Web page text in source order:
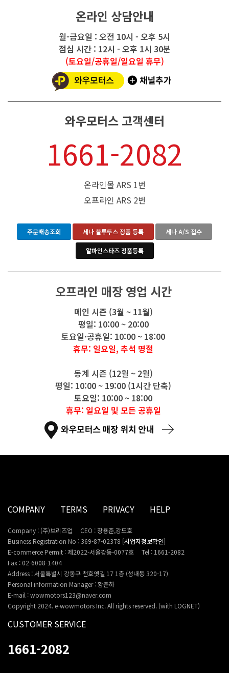
온라인 상담안내
월-금요일 : 오전 10시 - 오후 5시
점심 시간 : 12시 - 오후 1시 30분
(토요일/공휴일/일요일 휴무)
와우모터스 고객센터
1661-2082
온라인몰 ARS 1번
오프라인 ARS 2번
주문배송조회 세나 블루투스 정품 등록 세나 A/S 접수
알파인스타즈 정품등록
오프라인 매장 영업 시간
메인 시즌 (3월 ~ 11월)
평일: 10:00 ~ 20:00
토요일·공휴일: 10:00 ~ 18:00
휴무: 일요일, 추석 명절
동계 시즌 (12월 ~ 2월)
평일: 10:00 ~ 19:00 (1시간 단축)
토요일: 10:00 ~ 18:00
휴무: 일요일 및 모든 공휴일
COMPANY TERMS PRIVACY HELP
Company : (주)브리즈업
CEO : 장용준,강도호
Business Registration No : 369-87-02378 [사업자정보확인]
E-commerce Permit : 제2022-서울강동-0077호
Tel : 1661-2082
Fax : 02-6008-1404
Address : 서울특별시 강동구 천호옛길 17 1층 (성내동 320-17)
Personal information Manager : 황준하
E-mail : wowmotors123@naver.com
Copyright 2024. e-wowmotors Inc. All rights reserved. (with LOGNET)
CUSTOMER SERVICE
1661-2082